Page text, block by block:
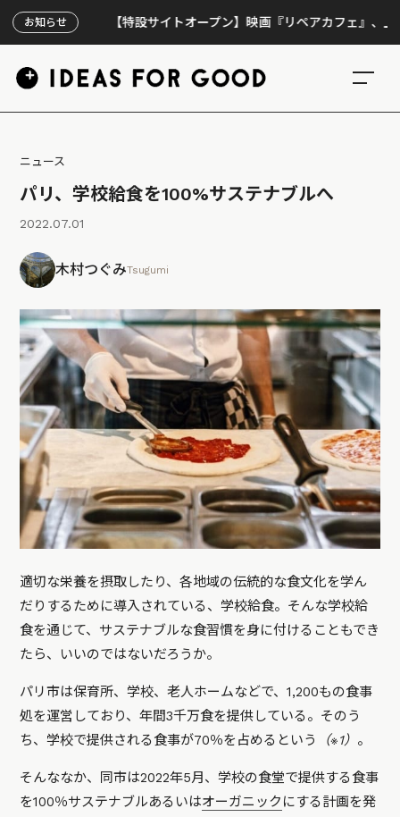
お知らせ【特設サイトオープン】映画『リペアカフェ』、上映300
ニュース
パリ、学校給食を100%サステナブルへ
2022.07.01
木村つぐみTsugumi
適切な栄養を摂取したり、各地域の伝統的な食文化を学ん
だりするために導入されている、学校給食。そんな学校給
食を通じて、サステナブルな食習慣を身に付けることもでき
たら、いいのではないだろうか。
パリ市は保育所、学校、老人ホームなどで、1,200もの食事
処を運営しており、年間3千万食を提供している。そのう
ち、学校で提供される食事が70％を占めるという
（※1） 。
そんななか、同市は2022年5月、学校の食堂で提供する食事
を100％サステナブルあるいはオーガニック にする計画を発